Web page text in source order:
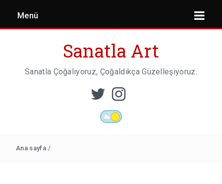
Menü
Sanatla Art
Sanatla Çoğalıyoruz, Çoğaldıkça Güzelleşiyoruz.
Ana sayfa /